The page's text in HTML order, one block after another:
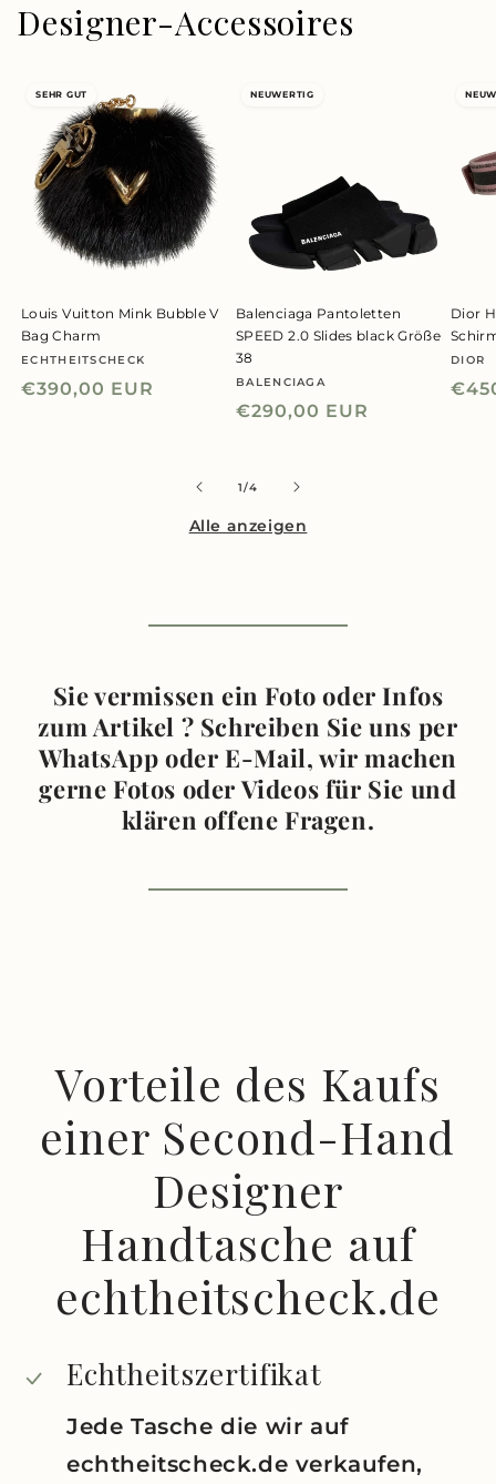
Designer-Accessoires
SEHR GUT
Louis Vuitton Mink Bubble V
Bag Charm
Anbieter:
ECHTHEITSCHECK
Normaler
€390,00 EUR
NEUWERTIG
Balenciaga Pantoletten
SPEED 2.0 Slides black Größe
38
Anbieter:
BALENCIAGA
Normaler
€290,00 EUR
Dior
DIOR
1/von
4
Alle anzeigen
Sie vermissen ein Foto oder Infos
zum Artikel ? Schreiben Sie uns per
WhatsApp oder E-Mail, wir machen
gerne Fotos oder Videos für Sie und
klären offene Fragen.
Vorteile des Kaufs
einer Second-Hand
Designer
Handtasche auf
echtheitscheck.de
Echtheitszertifikat
Jede Tasche die wir auf
echtheitscheck.de verkaufen,